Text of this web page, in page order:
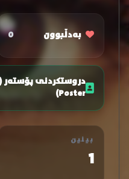
بەدڵبوون 0
Poster)
بینین
1